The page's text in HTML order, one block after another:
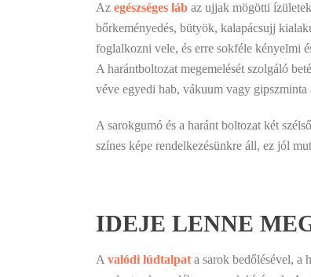
Az egészséges láb az ujjak mögötti
bőrkeményedés, bütyök, kalapácsujj
foglalkozni vele, és erre sokféle kényelmi
A harántboltozat megemelését szolgáló
véve egyedi hab, vákuum vagy
A sarokgumó és a haránt boltozat két
színes képe rendelkezésünkre áll, ez jól
IDEJE LENNE
A valódi lúdtalpat a sarok bedőlésével, a